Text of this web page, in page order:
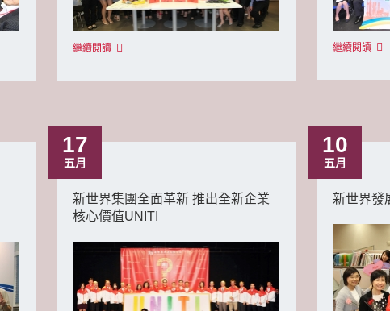
繼續閱讀 繼續閱讀
17
五月
新世界集團全面革新 推出全新企業
核心價值UNITI
10
五月
新世界發